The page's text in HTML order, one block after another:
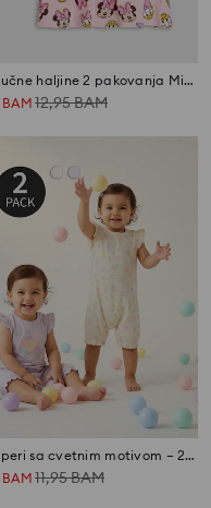
Pamučne haljine 2 pakovanja Minnie Mouse
BAM 12,95BAM
Romperi sa cvetnim motivom – 2 komada
BAM 11,95BAM